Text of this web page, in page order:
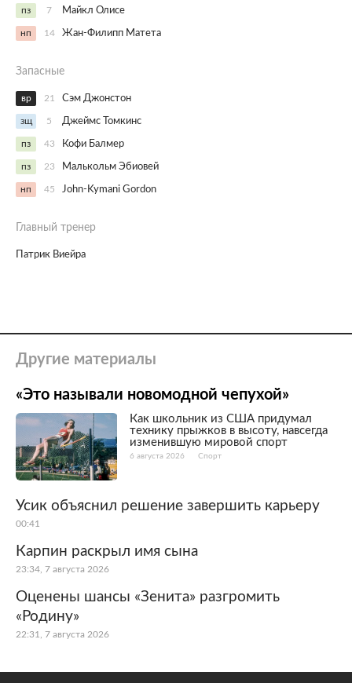
пз 7 Майкл Олисе
нп 14 Жан-Филипп Матета
Запасные
вр 21 Сэм Джонстон
зщ 5 Джеймс Томкинс
пз 43 Кофи Балмер
пз 23 Малькольм Эбиовей
нп 45 John-Kymani Gordon
Главный тренер
Патрик Виейра
Другие материалы
«Это называли новомодной чепухой»
Как школьник из США придумал
технику прыжков в высоту, навсегда
изменившую мировой спорт
6 августа 2026 Спорт
Усик объяснил решение завершить карьеру
00:41
Карпин раскрыл имя сына
23:34, 7 августа 2026
Оценены шансы «Зенита» разгромить
«Родину»
22:31, 7 августа 2026